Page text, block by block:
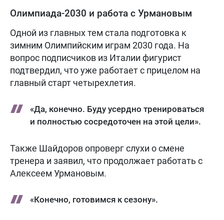
Олимпиада-2030 и работа с Урмановым
Одной из главных тем стала подготовка к
зимним Олимпийским играм 2030 года. На
вопрос подписчиков из Италии фигурист
подтвердил, что уже работает с прицелом на
главный старт четырехлетия.
«Да, конечно. Буду усердно тренироваться
и полностью сосредоточен на этой цели».
Также Шайдоров опроверг слухи о смене
тренера и заявил, что продолжает работать с
Алексеем Урмановым.
«Конечно, готовимся к сезону».